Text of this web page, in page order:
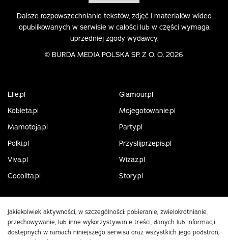
Dalsze rozpowszechnianie tekstów, zdjęć i materiałów wideo
opublikowanych w serwisie w całości lub w części wymaga
uprzedniej zgody wydawcy.
© BURDA MEDIA POLSKA SP. Z O. O. 2026
Elle.pl
Glamour.pl
Kobieta.pl
Mojegotowanie.pl
Mamotoja.pl
Party.pl
Polki.pl
Przyslijprzepis.pl
Viva.pl
Wizaz.pl
Cocolita.pl
Story.pl
Jakiekolwiek aktywności, w szczególności: pobieranie, zwielokrotnianie,
przechowywanie, lub inne wykorzystywanie treści, danych lub informacji
dostępnych w ramach niniejszego serwisu oraz wszystkich jego podstron,